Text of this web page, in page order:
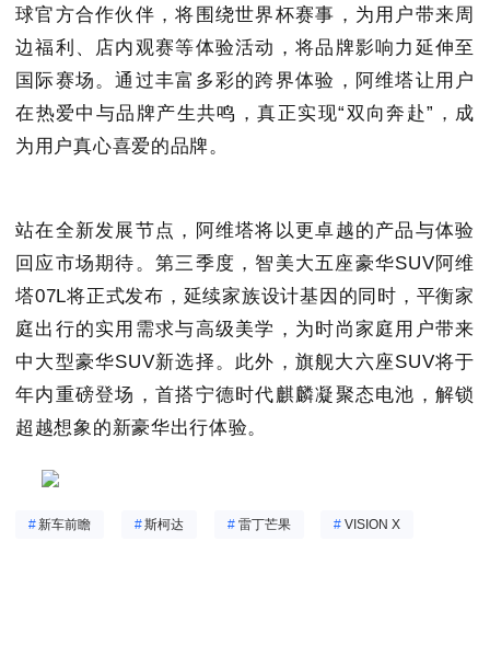
球官方合作伙伴，将围绕世界杯赛事，为用户带来周
边福利、店内观赛等体验活动，将品牌影响力延伸至
国际赛场。通过丰富多彩的跨界体验，阿维塔让用户
在热爱中与品牌产生共鸣，真正实现“双向奔赴”，成
为用户真心喜爱的品牌。
站在全新发展节点，阿维塔将以更卓越的产品与体验
回应市场期待。第三季度，智美大五座豪华SUV阿维
塔07L将正式发布，延续家族设计基因的同时，平衡家
庭出行的实用需求与高级美学，为时尚家庭用户带来
中大型豪华SUV新选择。此外，旗舰大六座SUV将于
年内重磅登场，首搭宁德时代麒麟凝聚态电池，解锁
超越想象的新豪华出行体验。
#新车前瞻 #斯柯达 # 雷丁芒果 # VISION X